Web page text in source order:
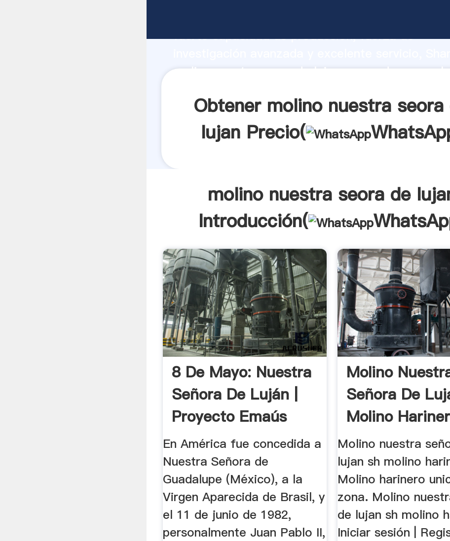
fuerte capacidad de producción, fuerza de
molino nuestra seora de lujan proveedor crea el
Obtener molino nuestra seora
lujan Precio(
molino nuestra seora de
Introducción(
8 De Mayo: Nuestra
Señora De Luján |
Proyecto Emaús
En América fue concedida a
Nuestra Señora de
Guadalupe (México), a la
Virgen Aparecida de Brasil, y
el 11 de junio de 1982,
personalmente Juan Pablo II,
Molino
Señora De
Molino
...
Molino nuestra
lujan sh molino
Molino harinero
zona. Molino
de lujan sh molino
Iniciar sesión |